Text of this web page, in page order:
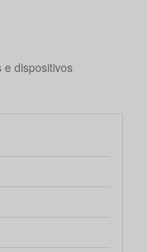
e dispositivos